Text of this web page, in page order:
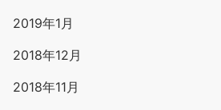
2019年1月
2018年12月
2018年11月